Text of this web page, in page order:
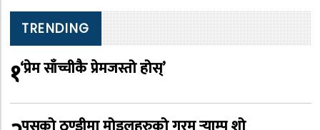
TRENDING
१‘प्रेम साँच्चीकै प्रेमजस्तो होस्’